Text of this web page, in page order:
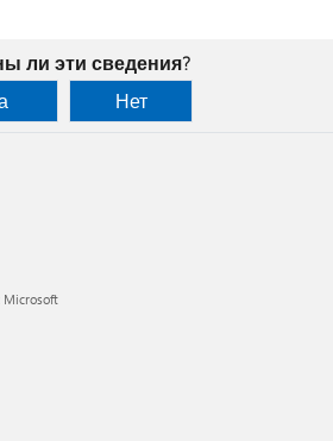
ли эти сведения?
Нет
Microsoft